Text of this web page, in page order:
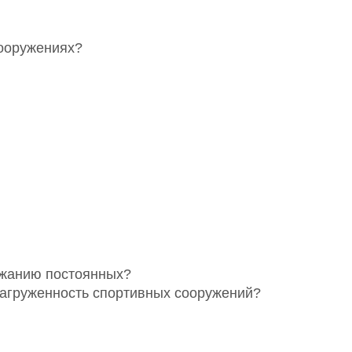
постоянных?
спортивных сооружений?